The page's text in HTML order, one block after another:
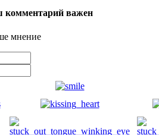
комментарий важен
мнение